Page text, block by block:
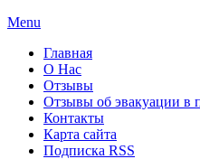
Menu
Главная
О Нас
Отзывы
Отзывы об эвакуации в
Контакты
Карта сайта
Подписка RSS